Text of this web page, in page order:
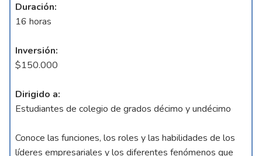
Duración:
16 horas
Inversión:
$150.000
Dirigido a:
Estudiantes de colegio de grados décimo y undécimo
Conoce las funciones, los roles y las habilidades de los
líderes empresariales y los diferentes fenómenos que